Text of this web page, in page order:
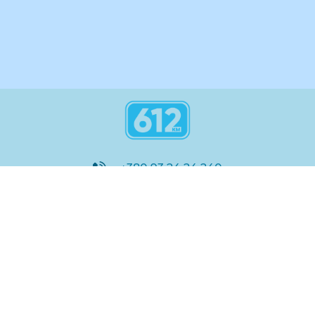
+380 93 24 24 240